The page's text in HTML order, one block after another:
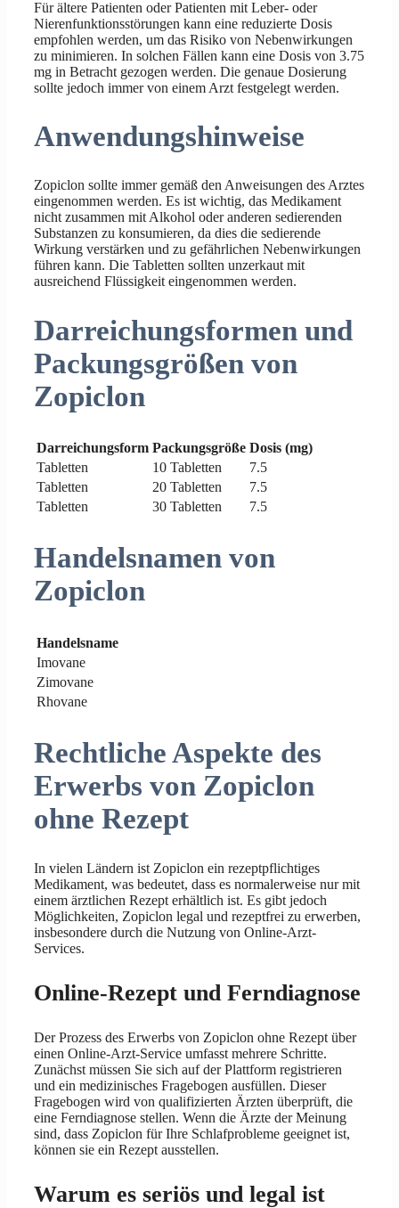
Für ältere Patienten oder Patienten mit Leber- oder
Nierenfunktionsstörungen kann eine reduzierte Dosis
empfohlen werden, um das Risiko von Nebenwirkungen
zu minimieren. In solchen Fällen kann eine Dosis von 3.75
mg in Betracht gezogen werden. Die genaue Dosierung
sollte jedoch immer von einem Arzt festgelegt werden.
Anwendungshinweise
Zopiclon sollte immer gemäß den Anweisungen des Arztes
eingenommen werden. Es ist wichtig, das Medikament
nicht zusammen mit Alkohol oder anderen sedierenden
Substanzen zu konsumieren, da dies die sedierende
Wirkung verstärken und zu gefährlichen Nebenwirkungen
führen kann. Die Tabletten sollten unzerkaut mit
ausreichend Flüssigkeit eingenommen werden.
Darreichungsformen und
Packungsgrößen von
Zopiclon
Darreichungsform Packungsgröße Dosis (mg)
Tabletten
10 Tabletten
7.5
Tabletten
20 Tabletten
7.5
Tabletten
30 Tabletten 7.5
Handelsnamen von
Zopiclon
Handelsname
Imovane
Zimovane
Rhovane
Rechtliche Aspekte des
Erwerbs von Zopiclon
ohne Rezept
In vielen Ländern ist Zopiclon ein rezeptpflichtiges
Medikament, was bedeutet, dass es normalerweise nur mit
einem ärztlichen Rezept erhältlich ist. Es gibt jedoch
Möglichkeiten, Zopiclon legal und rezeptfrei zu erwerben,
insbesondere durch die Nutzung von Online-Arzt-
Services.
Online-Rezept und Ferndiagnose
Der Prozess des Erwerbs von Zopiclon ohne Rezept über
einen Online-Arzt-Service umfasst mehrere Schritte.
Zunächst müssen Sie sich auf der Plattform registrieren
und ein medizinisches Fragebogen ausfüllen. Dieser
Fragebogen wird von qualifizierten Ärzten überprüft, die
eine Ferndiagnose stellen. Wenn die Ärzte der Meinung
sind, dass Zopiclon für Ihre Schlafprobleme geeignet ist,
können sie ein Rezept ausstellen.
Warum es seriös und legal ist